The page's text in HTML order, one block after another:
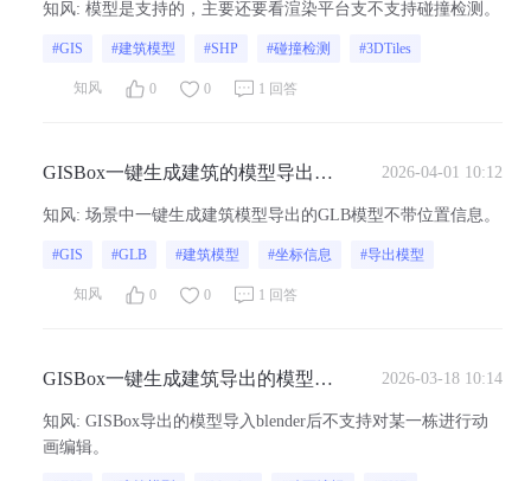
知风: 模型是支持的，主要还要看渲染平台支不支持碰撞检测。
#GIS #建筑模型 #SHP #碰撞检测 #3DTiles
知风 0 0 1 回答
GISBox一键生成建筑的模型导出为
2026-04-01 10:12
知风: 场景中一键生成建筑模型导出的GLB模型不带位置信息。
#GIS #GLB #建筑模型 #坐标信息 #导出模型
知风 0 0 1 回答
GISBox一键生成建筑导出的模型可
2026-03-18 10:14
知风: GISBox导出的模型导入blender后不支持对某一栋进行动
画编辑。